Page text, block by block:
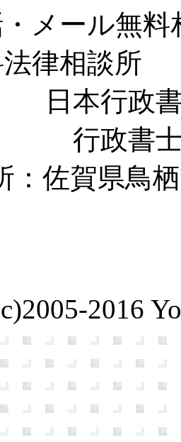
メール無
法律相談所
日本行政
行政書
：佐賀県鳥
2016